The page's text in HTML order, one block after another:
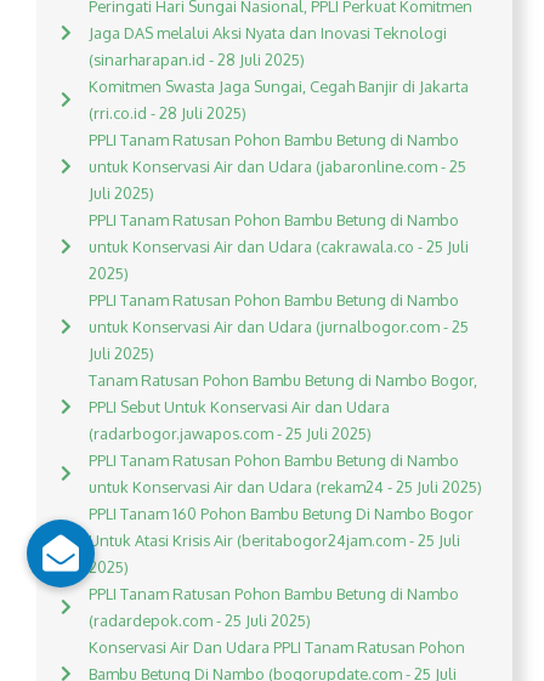
Peringati Hari Sungai Nasional, PPLI Perkuat Komitmen
Jaga DAS melalui Aksi Nyata dan Inovasi Teknologi
(sinarharapan.id - 28 Juli 2025)
Komitmen Swasta Jaga Sungai, Cegah Banjir di Jakarta
(rri.co.id - 28 Juli 2025)
PPLI Tanam Ratusan Pohon Bambu Betung di Nambo
untuk Konservasi Air dan Udara (jabaronline.com - 25
Juli 2025)
PPLI Tanam Ratusan Pohon Bambu Betung di Nambo
untuk Konservasi Air dan Udara (cakrawala.co - 25 Juli
2025)
PPLI Tanam Ratusan Pohon Bambu Betung di Nambo
untuk Konservasi Air dan Udara (jurnalbogor.com - 25
Juli 2025)
Tanam Ratusan Pohon Bambu Betung di Nambo Bogor,
PPLI Sebut Untuk Konservasi Air dan Udara
(radarbogor.jawapos.com - 25 Juli 2025)
PPLI Tanam Ratusan Pohon Bambu Betung di Nambo
untuk Konservasi Air dan Udara (rekam24 - 25 Juli 2025)
PPLI Tanam 160 Pohon Bambu Betung Di Nambo Bogor
Untuk Atasi Krisis Air (beritabogor24jam.com - 25 Juli
2025)
PPLI Tanam Ratusan Pohon Bambu Betung di Nambo
(radardepok.com - 25 Juli 2025)
Konservasi Air Dan Udara PPLI Tanam Ratusan Pohon
Bambu Betung Di Nambo (bogorupdate.com - 25 Juli